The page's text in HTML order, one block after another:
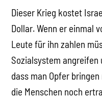
Dieser Krieg kostet
Dollar. Wenn er einmal
Leute für ihn zahlen
Sozialsystem angreifen
dass man Opfer
die Menschen noch